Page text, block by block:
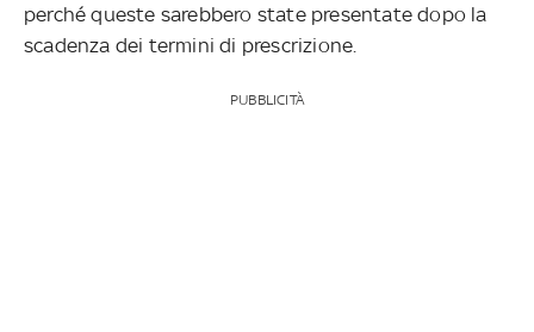
perché queste sarebbero state presentate dopo la
scadenza dei termini di prescrizione.
PUBBLICITÀ